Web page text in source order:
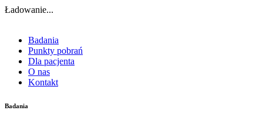
Ładowanie...
Badania
Punkty pobrań
Dla pacjenta
O nas
Kontakt
Badania